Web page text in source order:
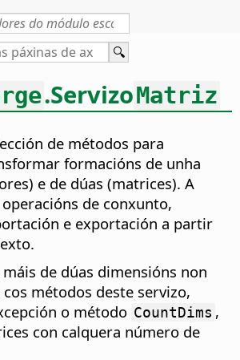
.ServizoMatriz
de métodos para
formacións de unha
e de dúas (matrices). A
de conxunto,
e exportación a partir
de dúas dimensións non
métodos deste servizo,
o método CountDims ,
con calquera número de